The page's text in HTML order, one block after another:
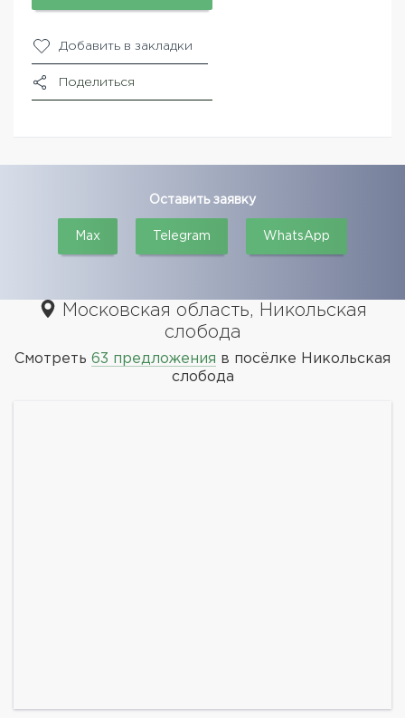
Добавить в закладки
Поделиться
Оставить заявку
Max Telegram WhatsApp
Московская область, Никольская
слобода
Смотреть 63 предложения в посёлке Никольская
слобода